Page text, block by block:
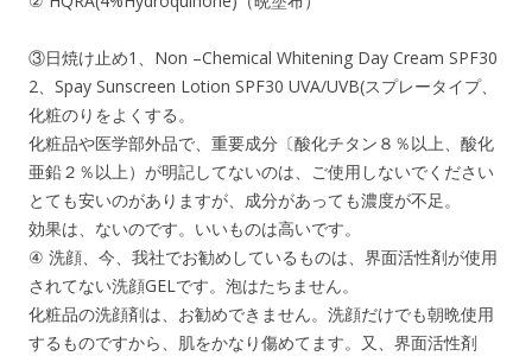
③日焼け止め1、Non –Chemical Whitening Day Cream SPF30
2、Spay Sunscreen Lotion SPF30 UVA/UVB(スプレータイプ、
化粧のりをよくする。
化粧品や医学部外品で、重要成分〔酸化チタン８％以上、酸化
亜鉛２％以上）が明記してないのは、ご使用しないでください
とても安いのがありますが、成分があっても濃度が不足。
効果は、ないのです。いいものは高いです。
④ 洗顔、今、我社でお勧めしているものは、界面活性剤が使用
されてない洗顔GELです。泡はたちません。
化粧品の洗顔剤は、お勧めできません。洗顔だけでも朝晩使用
するものですから、肌をかなり傷めてます。又、界面活性剤